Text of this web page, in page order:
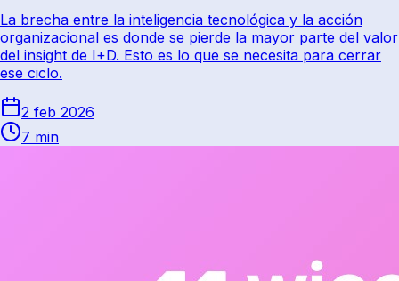
La brecha entre la inteligencia tecnológica y la acción
organizacional es donde se pierde la mayor parte del valor
del insight de I+D. Esto es lo que se necesita para cerrar
ese ciclo.
2 feb 2026
7 min